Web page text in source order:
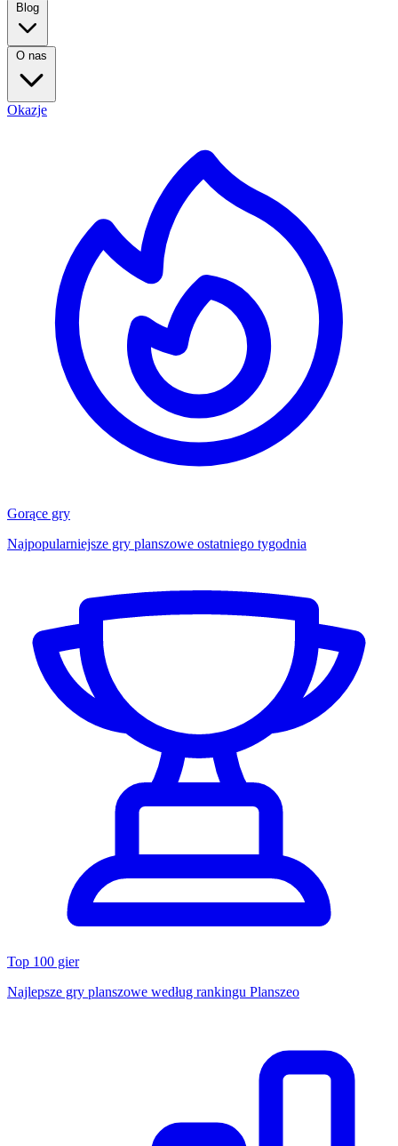
Blog
O nas
Okazje
Gorące gry
Najpopularniejsze gry planszowe ostatniego tygodnia
Top 100 gier
Najlepsze gry planszowe według rankingu Planszeo